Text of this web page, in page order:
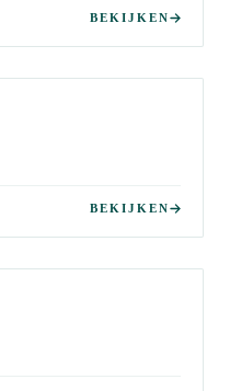
BEKIJKEN
BEKIJKEN